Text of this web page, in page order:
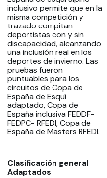
inclusivo permite que en la
misma competición y
trazado compitan
deportistas con y sin
discapacidad, alcanzando
una inclusión real en los
deportes de invierno. Las
pruebas fueron
puntuables para los
circuitos de Copa de
España de Esquí
adaptado, Copa de
España inclusiva FEDDF-
FEDPC- RFEDI, Copa de
España de Masters RFEDI.
Clasificación general
Adaptados